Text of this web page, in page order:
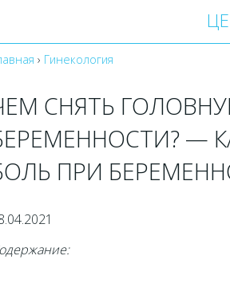
› Гинекология
СНЯТЬ
—
ПРИ